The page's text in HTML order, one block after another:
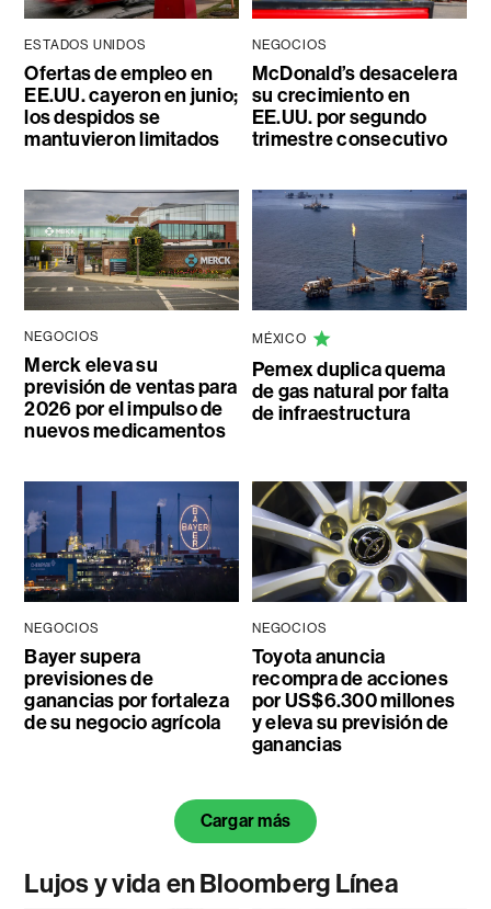
ESTADOS UNIDOS
Ofertas de empleo en
EE.UU. cayeron en junio;
los despidos se
mantuvieron limitados
NEGOCIOS
McDonald’s desacelera
su crecimiento en
EE.UU. por segundo
trimestre consecutivo
NEGOCIOS
Merck eleva su
previsión de ventas para
2026 por el impulso de
nuevos medicamentos
MÉXICO
Pemex duplica quema
de gas natural por falta
de infraestructura
NEGOCIOS
Bayer supera
previsiones de
ganancias por fortaleza
de su negocio agrícola
NEGOCIOS
Toyota anuncia
recompra de acciones
por US$6.300 millones
y eleva su previsión de
ganancias
Cargar más
Lujos y vida en Bloomberg Línea